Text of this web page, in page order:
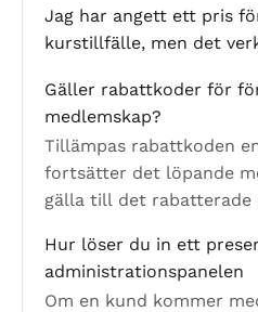
Jag har angett ett pris
kurstillfälle, men det
Gäller rabattkoder för
medlemskap?
Tillämpas rabattkoden
fortsätter det löpande
gälla till det rabatterade
Hur löser du in ett
administrationspanelen
Om en kund kommer